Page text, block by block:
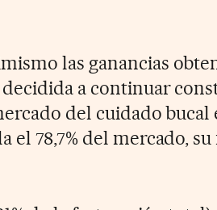
las ganancias
a continuar
del cuidado bucal
el 78,7% del mercado,